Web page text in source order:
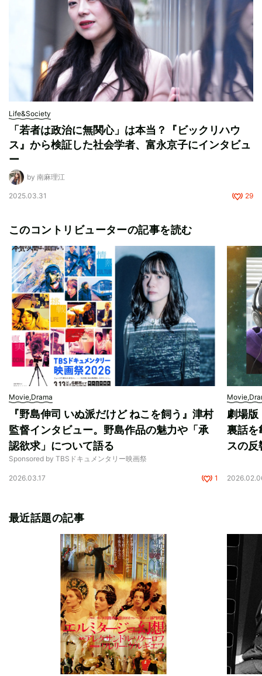
Life&Society
「若者は政治に無関心」は本当？『ビックリハウ
ス』から検証した社会学者、富永京子にインタビュ
ー
by 南麻理江
2025.03.31 29
このコントリビューターの記事を読む
Movie,Drama
『野島伸司 いぬ派だけど ねこを飼う』津村
監督インタビュー。野島作品の魅力や「承
認欲求」について語る
Sponsored by TBSドキュメンタリー映画祭
2026.03.17 1
劇場
裏話を
スの反
最近話題の記事